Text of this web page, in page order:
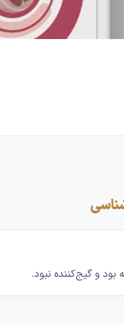
و گیج‌کننده نبود.